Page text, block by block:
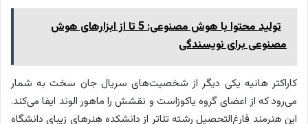
تولید محتوا با هوش مصنوعی: 5 تا از ابزارهای هوش
مصنوعی برای نویسندگی
کاراکتر هانیه یکی دیگر از شخصیت‌های سریال جان سخت به شمار
می‌رود که از اعضای گروه یاکوزاست و نقشش را ماهور الوند ایفا می‌کند.
این هنرمند فارغ‌التحصیل رشته تئاتر از دانشکده هنرهای زیبای دانشگاه